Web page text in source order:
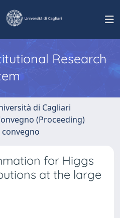
Research
di Cagliari
(Proceeding)
for Higgs
at the large